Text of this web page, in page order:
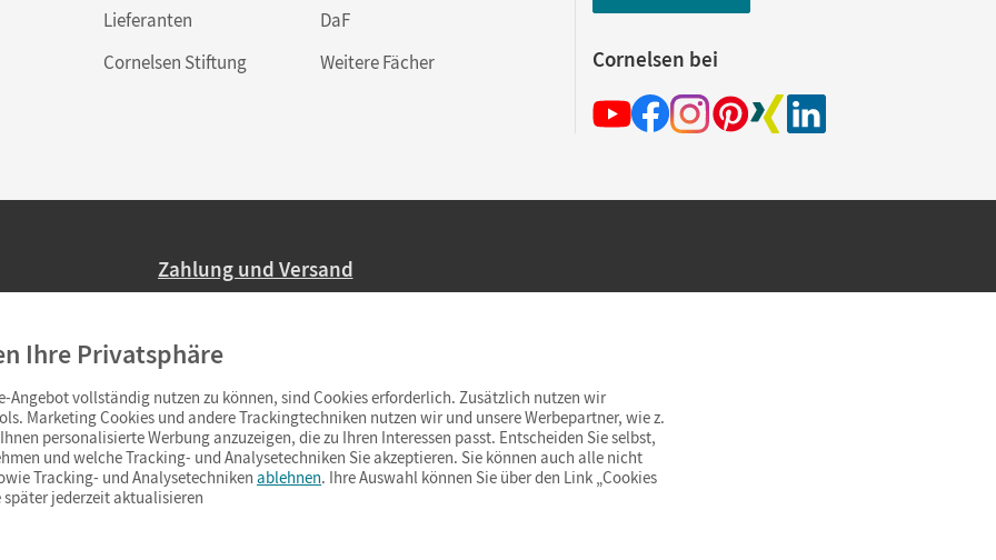
Lieferanten
Cornelsen Stiftung
DaF
Weitere Fächer
Cornelsen bei
Zahlung und Versand
Ab 59,– EUR Bestellwert liefern wir versandkostenfrei innerhalb Deutschlands
(Lieferung in 3–6 Tagen).
Ihre Privatsphäre
Angebot vollständig nutzen zu können, sind Cookies erforderlich. Zusätzlich nutzen wir
Marketing Cookies und andere Trackingtechniken nutzen wir und unsere Werbepartner, wie z.
personalisierte Werbung anzuzeigen, die zu Ihren Interessen passt. Entscheiden Sie selbst,
und welche Tracking- und Analysetechniken Sie akzeptieren. Sie können auch alle nicht
Tracking- und Analysetechniken ablehnen. Ihre Auswahl können Sie über den Link „Cookies
später jederzeit aktualisieren